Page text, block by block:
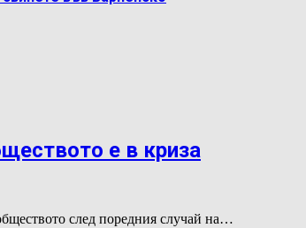
е в криза
след поредния случай на…